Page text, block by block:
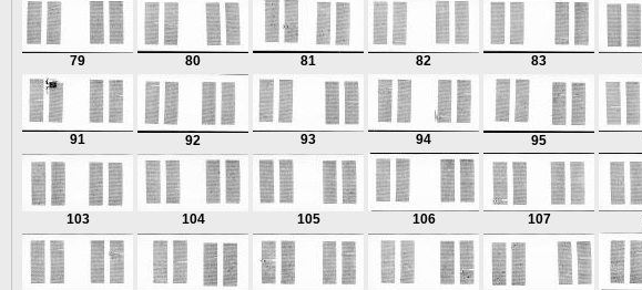
79 80 81 82 83
91 92 93 94 95
103 104 105 106 107